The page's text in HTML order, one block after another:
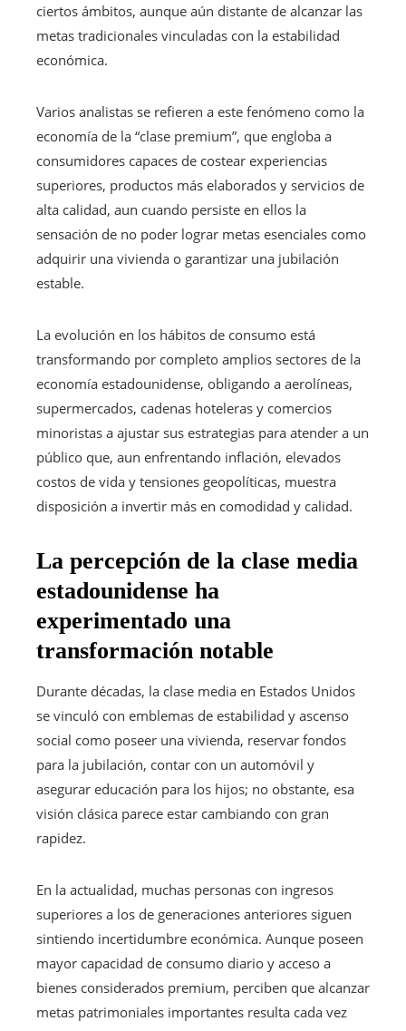
ciertos ámbitos, aunque aún distante de alcanzar las
metas tradicionales vinculadas con la estabilidad
económica.
Varios analistas se refieren a este fenómeno como la
economía de la “clase premium”, que engloba a
consumidores capaces de costear experiencias
superiores, productos más elaborados y servicios de
alta calidad, aun cuando persiste en ellos la
sensación de no poder lograr metas esenciales como
adquirir una vivienda o garantizar una jubilación
estable.
La evolución en los hábitos de consumo está
transformando por completo amplios sectores de la
economía estadounidense, obligando a aerolíneas,
supermercados, cadenas hoteleras y comercios
minoristas a ajustar sus estrategias para atender a un
público que, aun enfrentando inflación, elevados
costos de vida y tensiones geopolíticas, muestra
disposición a invertir más en comodidad y calidad.
La percepción de la clase media
estadounidense ha
experimentado una
transformación notable
Durante décadas, la clase media en Estados Unidos
se vinculó con emblemas de estabilidad y ascenso
social como poseer una vivienda, reservar fondos
para la jubilación, contar con un automóvil y
asegurar educación para los hijos; no obstante, esa
visión clásica parece estar cambiando con gran
rapidez.
En la actualidad, muchas personas con ingresos
superiores a los de generaciones anteriores siguen
sintiendo incertidumbre económica. Aunque poseen
mayor capacidad de consumo diario y acceso a
bienes considerados premium, perciben que alcanzar
metas patrimoniales importantes resulta cada vez